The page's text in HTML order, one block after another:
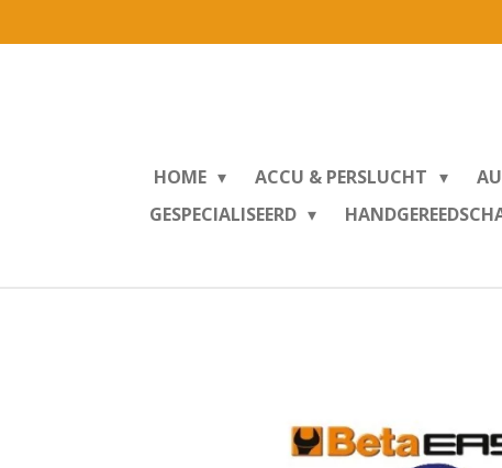
direct
HOME ACCU & PERSLUCHT
GESPECIALISEERD